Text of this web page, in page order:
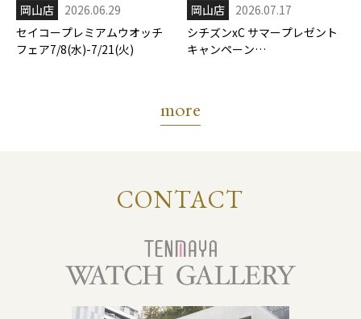
岡山店
2026.06.29
セイコープレミアムウオッチ
フェア7/8(水)-7/21(火)
岡山店
2026.07.17
シチズンxC サマープレゼント
キャンペーン
more
CONTACT